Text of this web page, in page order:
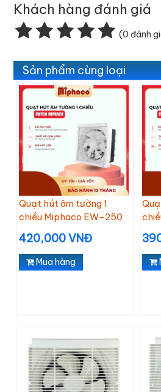
Khách hàng đánh giá
(0 đánh
Sản phẩm cùng loại
Quạt hút âm tường 1
chiều Miphaco EW-250
420,000 VNĐ
Mua hàng